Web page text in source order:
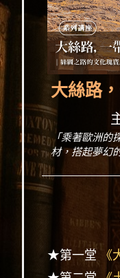
大絲路
「乘著歐洲的
材，搭起夢幻
★第一堂 《